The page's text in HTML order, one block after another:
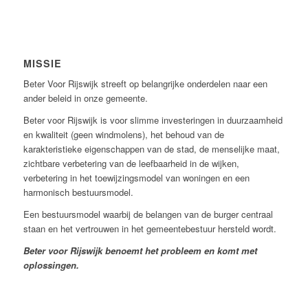
MISSIE
Beter Voor Rijswijk streeft op belangrijke onderdelen naar een
ander beleid in onze gemeente.
Beter voor Rijswijk is voor slimme investeringen in duurzaamheid
en kwaliteit (geen windmolens), het behoud van de
karakteristieke eigenschappen van de stad, de menselijke maat,
zichtbare verbetering van de leefbaarheid in de wijken,
verbetering in het toewijzingsmodel van woningen en een
harmonisch bestuursmodel.
Een bestuursmodel waarbij de belangen van de burger centraal
staan en het vertrouwen in het gemeentebestuur hersteld wordt.
Beter voor Rijswijk benoemt het probleem en komt met
oplossingen.